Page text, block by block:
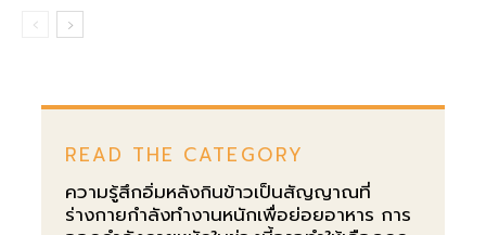
READ THE CATEGORY
ความรู้สึกอิ่มหลังกินข้าวเป็นสัญญาณที่
ร่างกายกำลังทำงานหนักเพื่อย่อยอาหาร การ